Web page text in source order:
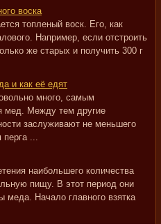
воска
топленый воск. Его, как
Например, если отстроить
же старых и получить 300 г
и как её едят
много, самым
мед. Между тем другие
заслуживают не меньшего
...
наибольшего количества
пищу. В этот период они
Начало главного взятка